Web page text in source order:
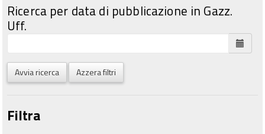
Ricerca per data di pubblicazione in Gazz.
Uff.
Avvia ricerca Azzera filtri
Filtra